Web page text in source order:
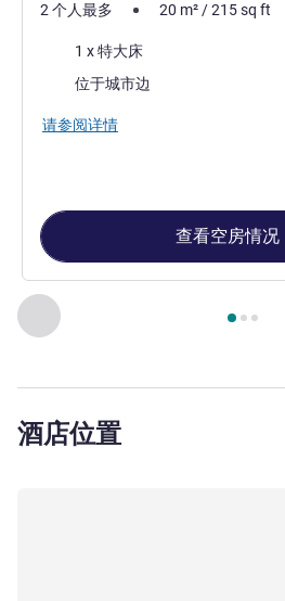
上一个 - 客房
第 页，共 , 客房 1 :
2 个人最多 20 m²/215sq ft
床上用品1 x 特大床
位于城市边
请参阅详情
查看空房情况
酒店位置